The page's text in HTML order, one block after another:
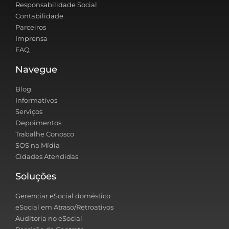
Responsabilidade Social
Contabilidade
Parceiros
Imprensa
FAQ
Navegue
Blog
Informativos
Serviços
Depoimentos
Trabalhe Conosco
SOS na Mídia
Cidades Atendidas
Soluções
Gerenciar eSocial doméstico
eSocial em Atraso/Retroativos
Auditoria no eSocial